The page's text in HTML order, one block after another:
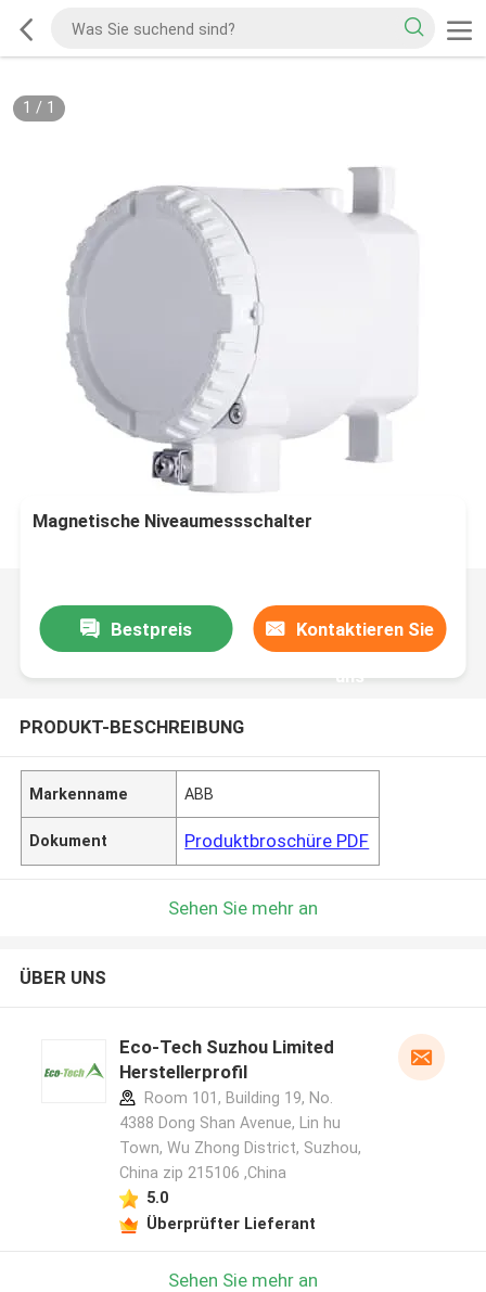
1 / 1
Magnetische Niveaumessschalter
Bestpreis Kontaktieren Sie
uns
PRODUKT-BESCHREIBUNG
Markenname ABB
Dokument Produktbroschüre PDF
Sehen Sie mehr an
ÜBER UNS
Eco-Tech Suzhou Limited
Herstellerprofil
Room 101, Building 19, No.
4388 Dong Shan Avenue, Lin hu
Town, Wu Zhong District, Suzhou,
China zip 215106 ,China
5.0
Überprüfter Lieferant
Sehen Sie mehr an